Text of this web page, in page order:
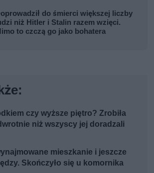
do śmierci większej liczby
niż Hitler i Stalin razem wzięci.
to czczą go jako bohatera
czy wyższe piętro? Zrobiła
niż wszyscy jej doradzali
mieszkanie i jeszcze
Skończyło się u komornika